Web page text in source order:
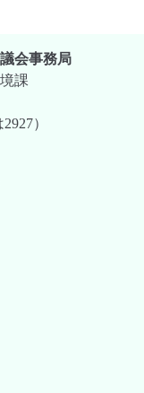
会事務局
課
）